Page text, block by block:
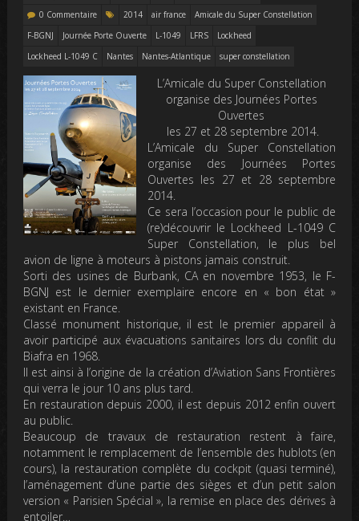
0 Commentaire
2014 air france
Amicale du Super Constellation
F-BGNJ
Journée Porte Ouverte L-1049 LFRS
Lockheed
Lockheed L-1049 C
Nantes Nantes-Atlantique super constellation
L’Amicale du Super Constellation
organise des Journées Portes
Ouvertes
les 27 et 28 septembre 2014.
L’Amicale du Super Constellation
organise des Journées Portes
Ouvertes les 27 et 28 septembre
2014.
Ce sera l’occasion pour le public de
(re)découvrir le Lockheed L-1049 C
Super Constellation, le plus bel
avion de ligne à moteurs à pistons jamais construit.
Sorti des usines de Burbank, CA en novembre 1953, le F-
BGNJ est le dernier exemplaire encore en « bon état »
existant en France.
Classé monument historique, il est le premier appareil à
avoir participé aux évacuations sanitaires lors du conflit du
Biafra en 1968.
Il est ainsi à l’origine de la création d’Aviation Sans Frontières
qui verra le jour 10 ans plus tard.
En restauration depuis 2000, il est depuis 2012 enfin ouvert
au public.
Beaucoup de travaux de restauration restent à faire,
notamment le remplacement de l’ensemble des hublots (en
cours), la restauration complète du cockpit (quasi terminé),
l’aménagement d’une partie des sièges et d’un petit salon
version « Parisien Spécial », la remise en place des dérives à
entoiler…